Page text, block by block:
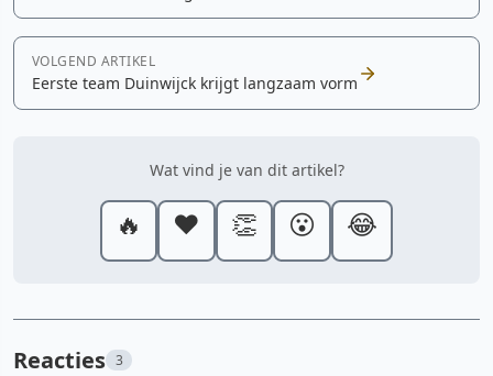
VOLGEND ARTIKEL
Eerste team Duinwijck krijgt langzaam vorm
Wat vind je van dit artikel?
🔥 ❤️ 👏 😮 😂
Reacties 3